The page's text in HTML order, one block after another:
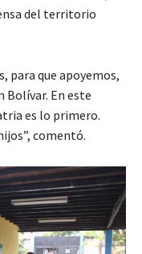
del territorio
para que apoyemos,
Bolívar. En este
es lo primero.
comentó.